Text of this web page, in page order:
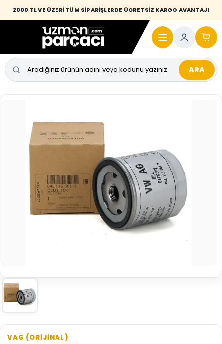
2000 TL VE ÜZERİ TÜM SİPARİŞLERDE ÜCRETSİZ KARGO AVANTAJI
Desi / hacim sınırını aşan kaporta parçalarında taşıma bedeli alıcıya
yansıtılmaktadır.
ARA
VAG (ORİJİNAL)